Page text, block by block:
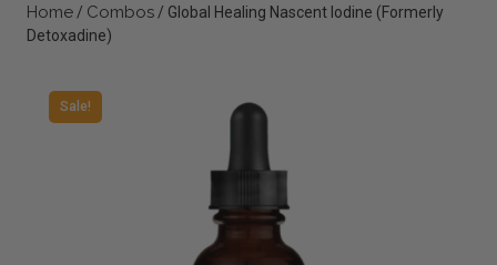
Home / Combos / Global Healing Nascent Iodine (Formerly
Detoxadine)
Sale!